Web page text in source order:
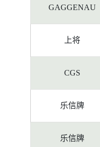
GAGGENAU
上将
CGS
乐信牌
乐信牌